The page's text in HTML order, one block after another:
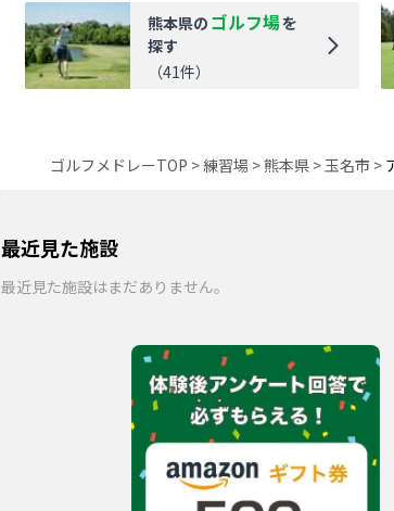
熊本県の ゴルフ場を
探す
（41件）
ゴルフメドレーTOP >練習場 >熊本県>玉名市 >
最近見た施設
最近見た施設はまだありません。